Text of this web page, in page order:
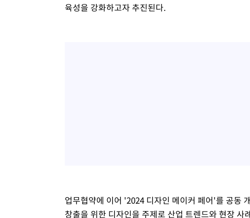
육성을 강화하고자 추진된다.
업무협약에 이어 '2024 디자인 메이커 페어'를 공동
창출을 위한 디자인을 주제로 산업 트렌드와 현장